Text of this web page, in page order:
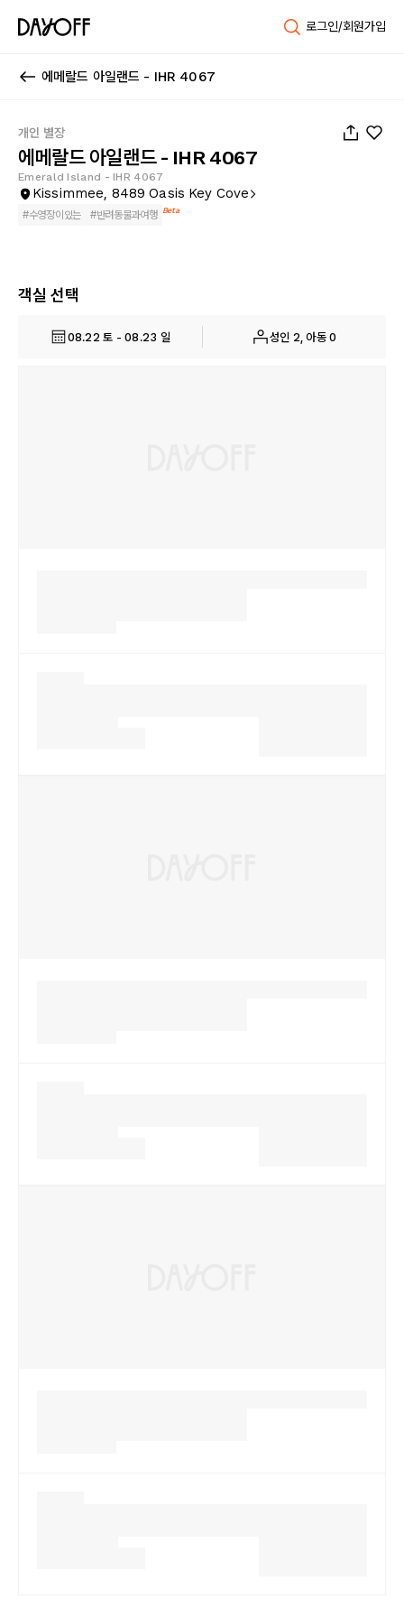
로그인/회원가입
에메랄드 아일랜드 - IHR 4067
개인 별장
에메랄드 아일랜드 - IHR 4067
Emerald Island - IHR 4067
Kissimmee, 8489 Oasis Key Cove
#수영장이있는 #반려동물과여행 Beta
객실 선택
08.22 토 - 08.23 일 성인 2, 아동 0